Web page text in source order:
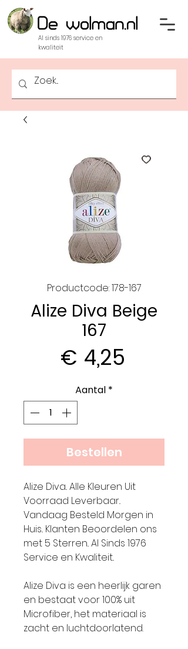
Al sinds 1976 service en
kwaliteit
Productcode: 178-167
Alize Diva Beige
167
€ 4,25
Aantal *
Bestellen
Alize Diva.. Alle Kleuren Uit
Voorraad Leverbaar..
Vandaag Besteld Morgen in
Huis.. Klanten Beoordelen ons
met 5 Sterren.. Al Sinds 1976
Service en Kwaliteit..
Alize Diva is een heerlijk garen
en bestaat voor 100% uit
Microfiber, het materiaal is
zacht en luchtdoorlatend.